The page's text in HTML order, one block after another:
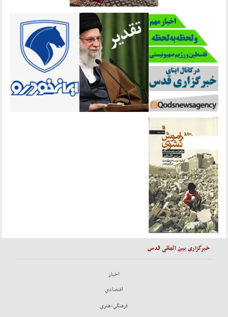
خبرگزاری بین المللی قدس
اخبار
اقتصادي
فرهنگي-هنري